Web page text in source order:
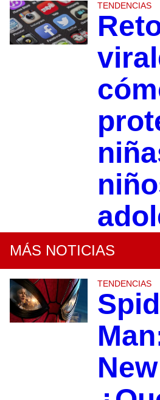
TENDENCIAS
MÁS NOTICIAS
TENDENCIAS